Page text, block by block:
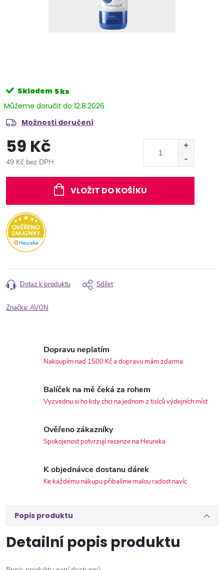
Skladem 5 ks
12.8.2026
Možnosti doručení
59 Kč
49 Kč bez DPH
VLOŽIT DO KOŠÍKU
Dotaz k produktu Sdílet
Značka:AVON
Dopravu neplatím
Nakoupím nad 1500 Kč a dopravu mám zdarma
Balíček na mě čeká za rohem
Vyzvednu si ho kdy chci na jednom z tisíců výdejních míst
Ověřeno zákazníky
Spokojenost potvrzují recenze na Heureka
K objednávce dostanu dárek
Ke každému nákupu přibalíme malou radost navíc
Popis produktu
Detailní popis produktu